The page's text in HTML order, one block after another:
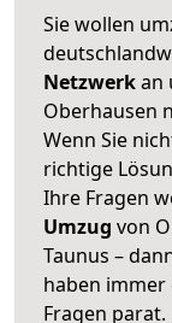
Sie wollen
Netzwerkan
Oberhausen
Wenn Sie
richtige
Ihre Fragen
Umzug von
Taunus –
haben
Fragen parat.